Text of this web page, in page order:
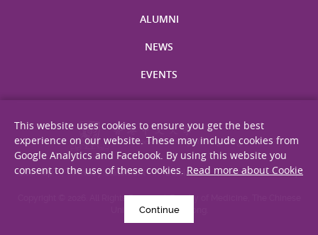
ALUMNI
NEWS
EVENTS
Site Map Privacy Statement Disclaimer Web Accessibility
Copyright © 2026. All Rights Reserved. Faculty of Medicine, The Chinese
University of Hong Kong.
This website uses cookies to ensure you get the best
experience on our website. These may include cookies from
Google Analytics and Facebook. By using this website you
consent to the use of these cookies. Read more about Cookie
Continue